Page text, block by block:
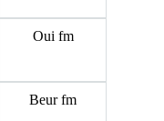
Oui fm
Beur fm